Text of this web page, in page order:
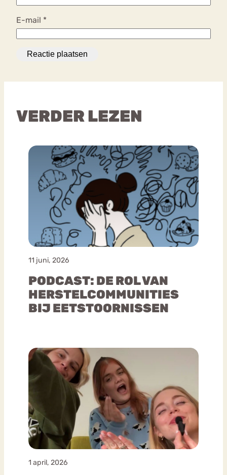
E-mail *
VERDER LEZEN
11 juni, 2026
PODCAST: DE ROL VAN
HERSTELCOMMUNITIES
BIJ EETSTOORNISSEN
1 april, 2026